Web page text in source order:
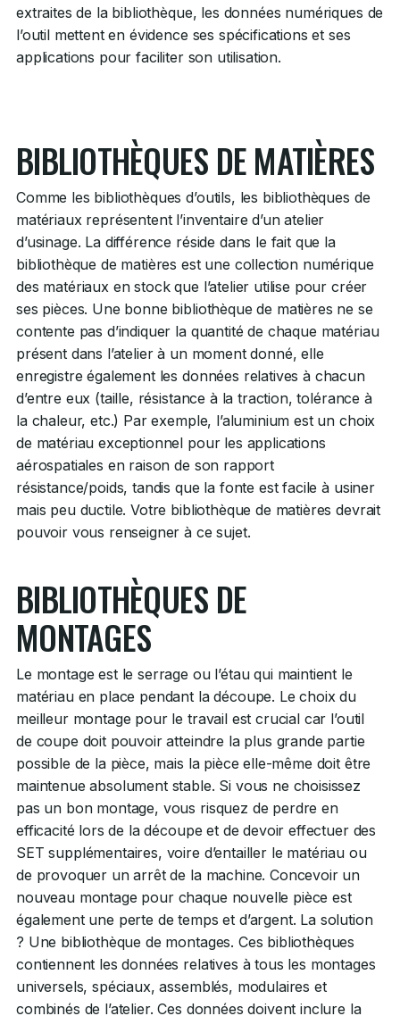
extraites de la bibliothèque, les données numériques de
l’outil mettent en évidence ses spécifications et ses
applications pour faciliter son utilisation.
BIBLIOTHÈQUES DE MATIÈRES
Comme les bibliothèques d’outils, les bibliothèques de
matériaux représentent l’inventaire d’un atelier
d’usinage. La différence réside dans le fait que la
bibliothèque de matières est une collection numérique
des matériaux en stock que l’atelier utilise pour créer
ses pièces. Une bonne bibliothèque de matières ne se
contente pas d’indiquer la quantité de chaque matériau
présent dans l’atelier à un moment donné, elle
enregistre également les données relatives à chacun
d’entre eux (taille, résistance à la traction, tolérance à
la chaleur, etc.) Par exemple, l’aluminium est un choix
de matériau exceptionnel pour les applications
aérospatiales en raison de son rapport
résistance/poids, tandis que la fonte est facile à usiner
mais peu ductile. Votre bibliothèque de matières devrait
pouvoir vous renseigner à ce sujet.
BIBLIOTHÈQUES DE
MONTAGES
Le montage est le serrage ou l’étau qui maintient le
matériau en place pendant la découpe. Le choix du
meilleur montage pour le travail est crucial car l’outil
de coupe doit pouvoir atteindre la plus grande partie
possible de la pièce, mais la pièce elle-même doit être
maintenue absolument stable. Si vous ne choisissez
pas un bon montage, vous risquez de perdre en
efficacité lors de la découpe et de devoir effectuer des
SET supplémentaires, voire d’entailler le matériau ou
de provoquer un arrêt de la machine. Concevoir un
nouveau montage pour chaque nouvelle pièce est
également une perte de temps et d’argent. La solution
? Une bibliothèque de montages. Ces bibliothèques
contiennent les données relatives à tous les montages
universels, spéciaux, assemblés, modulaires et
combinés de l’atelier. Ces données doivent inclure la